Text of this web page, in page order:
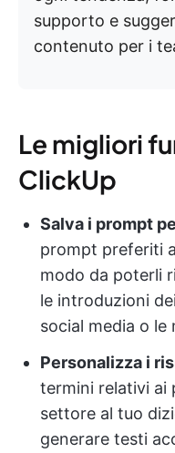
supporto e
contenuto per i
Le migliori
ClickUp
Salva i prompt
prompt preferiti
modo da poterli
le introduzioni
social media o le
Personalizza i
termini relativi ai
settore al tuo
generare testi